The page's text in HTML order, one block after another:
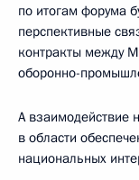
по итогам форума
перспективные
контракты между
оборонно-
А взаимодействие
в области
национальных